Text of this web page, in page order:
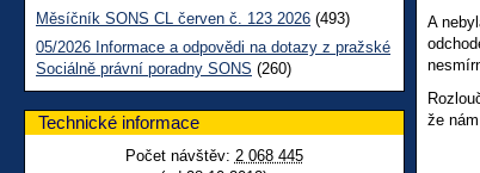
A
že
Měsíčník SONS CL červen č. 123 2026 (493)
05/2026 Informace a odpovědi na dotazy z pražské
Sociálně právní poradny SONS (260)
Technické informace
Počet návštěv: 2 068 445